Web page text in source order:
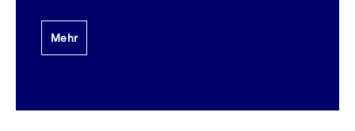
Mehr
Domain
bis